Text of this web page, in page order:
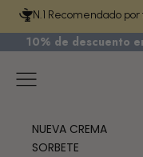
Ir al contenidoN.1 Recomendado
10% de descuento
Menú
NUEVA CREMA
SORBETE